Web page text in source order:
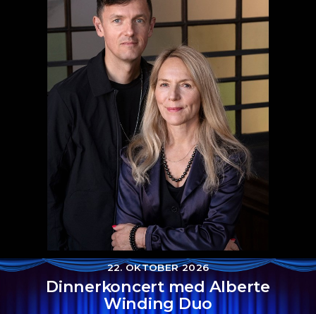
22. OKTOBER 2026
Dinnerkoncert med Alberte
Winding Duo